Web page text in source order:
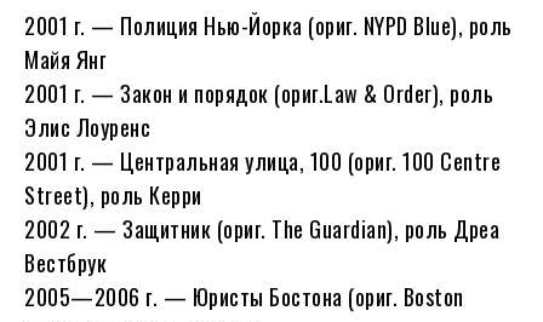
2001 г. — Полиция Нью-Йорка (ориг. NYPD Blue), роль
Майя Янг
2001 г. — Закон и порядок (ориг.Law & Order), роль
Элис Лоуренс
2001 г. — Центральная улица, 100 (ориг. 100 Centre
Street), роль Керри
2002 г. — Защитник (ориг. The Guardian), роль Дреа
Вестбрук
2005—2006 г. — Юристы Бостона (ориг. Boston